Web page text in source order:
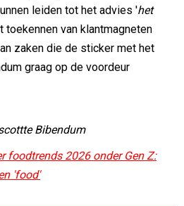
leiden tot het advies 'het
toekennen van klantmagneten
zaken die de sticker met het
graag op de voordeur
Bibendum
foodtrends 2026 onder Gen Z:
'food'